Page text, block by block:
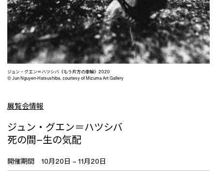
展覧会情報
ジュン・グエン＝ハツシバ
死の間−生の気配
開催期間 10月20日 – 11月20日
ジュン・グエン＝ハツシバ《もう片方の車輪》2020
© Jun Nguyen-Hatsushiba, courtesy of Mizuma Art Gallery